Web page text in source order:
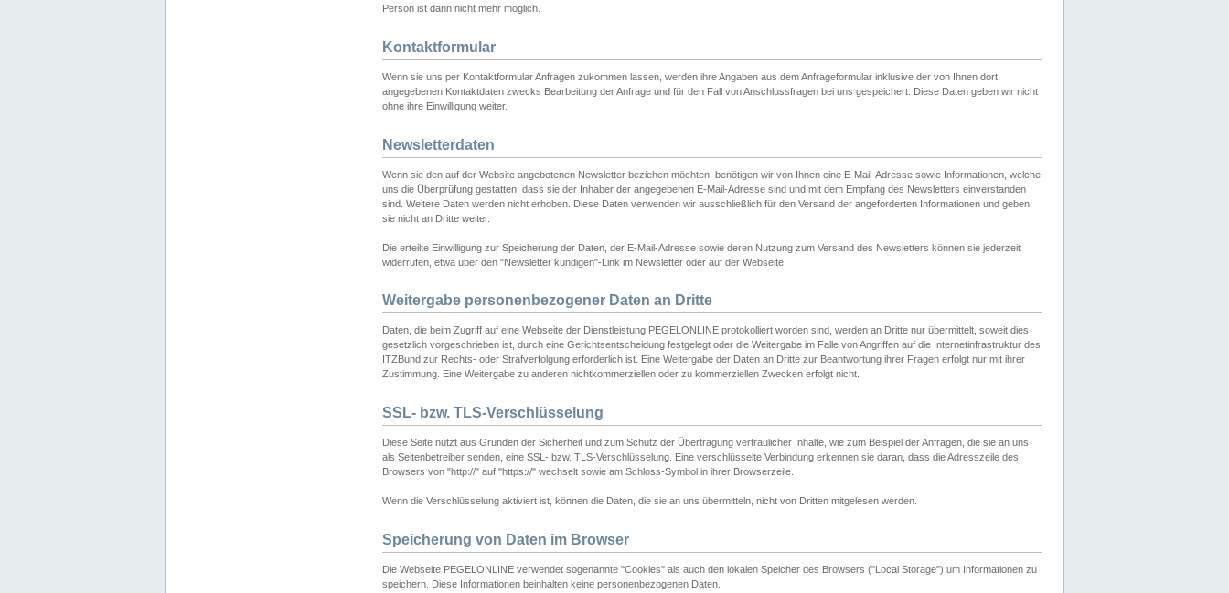
Person ist dann nicht mehr möglich.
Kontaktformular
Wenn sie uns per Kontaktformular Anfragen zukommen lassen, werden ihre Angaben aus dem Anfrageformular inklusive der von Ihnen dort
angegebenen Kontaktdaten zwecks Bearbeitung der Anfrage und für den Fall von Anschlussfragen bei uns gespeichert. Diese Daten geben wir nicht
ohne ihre Einwilligung weiter.
Newsletterdaten
Wenn sie den auf der Website angebotenen Newsletter beziehen möchten, benötigen wir von Ihnen eine E-Mail-Adresse sowie Informationen, welche
uns die Überprüfung gestatten, dass sie der Inhaber der angegebenen E-Mail-Adresse sind und mit dem Empfang des Newsletters einverstanden
sind. Weitere Daten werden nicht erhoben. Diese Daten verwenden wir ausschließlich für den Versand der angeforderten Informationen und geben
sie nicht an Dritte weiter.
Die erteilte Einwilligung zur Speicherung der Daten, der E-Mail-Adresse sowie deren Nutzung zum Versand des Newsletters können sie jederzeit
widerrufen, etwa über den "Newsletter kündigen"-Link im Newsletter oder auf der Webseite.
Weitergabe personenbezogener Daten an Dritte
Daten, die beim Zugriff auf eine Webseite der Dienstleistung PEGELONLINE protokolliert worden sind, werden an Dritte nur übermittelt, soweit dies
gesetzlich vorgeschrieben ist, durch eine Gerichtsentscheidung festgelegt oder die Weitergabe im Falle von Angriffen auf die Internetinfrastruktur des
ITZBund zur Rechts- oder Strafverfolgung erforderlich ist. Eine Weitergabe der Daten an Dritte zur Beantwortung ihrer Fragen erfolgt nur mit ihrer
Zustimmung. Eine Weitergabe zu anderen nichtkommerziellen oder zu kommerziellen Zwecken erfolgt nicht.
SSL- bzw. TLS-Verschlüsselung
Diese Seite nutzt aus Gründen der Sicherheit und zum Schutz der Übertragung vertraulicher Inhalte, wie zum Beispiel der Anfragen, die sie an uns
als Seitenbetreiber senden, eine SSL- bzw. TLS-Verschlüsselung. Eine verschlüsselte Verbindung erkennen sie daran, dass die Adresszeile des
Browsers von "http://" auf "https://" wechselt sowie am Schloss-Symbol in ihrer Browserzeile.
Wenn die Verschlüsselung aktiviert ist, können die Daten, die sie an uns übermitteln, nicht von Dritten mitgelesen werden.
Speicherung von Daten im Browser
Die Webseite PEGELONLINE verwendet sogenannte "Cookies" als auch den lokalen Speicher des Browsers ("Local Storage") um Informationen zu
speichern. Diese Informationen beinhalten keine personenbezogenen Daten.